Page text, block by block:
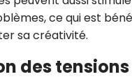
ce qui est
sa créativité.
des